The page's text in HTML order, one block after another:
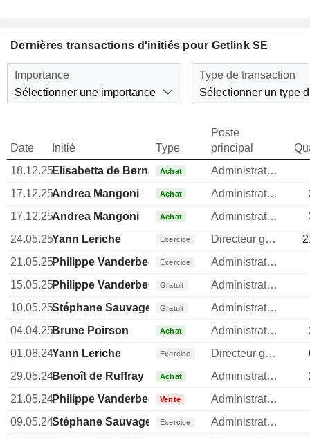
Dernières transactions d'initiés pour Getlink SE
Importance
Sélectionner une importance
Type de transaction
Sélectionner un type
Date Initié Type
Poste
principal
18.12.25Elisabetta de Bernardi di Valserra
Achat
Administrateur
17.12.25Andrea Mangoni Achat Administrateur
17.12.25Andrea Mangoni Achat Administrateur
24.05.25Yann Leriche Exercice Directeur general
21.05.25Philippe Vanderbec Exercice
Administrateur
15.05.25Philippe Vanderbec Gratuit
Administrateur
10.05.25Stéphane Sauvage Gratuit
Administrateur
04.04.25Brune Poirson Achat Administrateur
01.08.24Yann Leriche Exercice Directeur general
29.05.24Benoît de Ruffray Achat Administrateur
21.05.24Philippe Vanderbec Vente
Administrateur
09.05.24Stéphane Sauvage Exercice
Administrateur